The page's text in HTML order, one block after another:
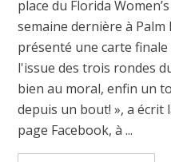
place du Florida
semaine dernière à Palm
présenté une carte finale
l'issue des trois rondes
bien au moral, enfin un
depuis un bout! », a écrit
page Facebook, à ...